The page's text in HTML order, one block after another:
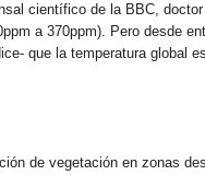
científico de la BBC,
a 370ppm). Pero desde
que la temperatura global
de vegetación en zonas